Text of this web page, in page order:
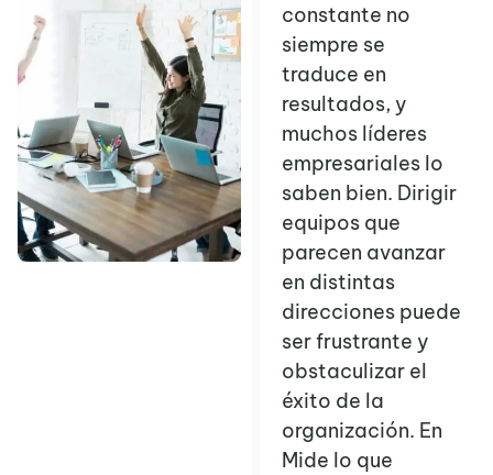
constante no
siempre se
traduce en
resultados, y
muchos líderes
empresariales lo
saben bien. Dirigir
equipos que
parecen avanzar
en distintas
direcciones puede
ser frustrante y
obstaculizar el
éxito de la
organización. En
Mide lo que